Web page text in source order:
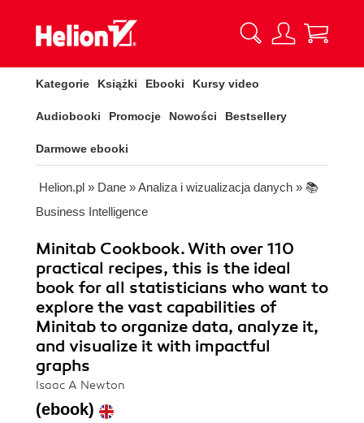
Kategorie Książki Ebooki Kursy video
Audiobooki Promocje Nowości Bestsellery
Darmowe ebooki
Helion.pl » Dane »Analiza i wizualizacja danych » 📚
Business Intelligence
Minitab Cookbook. With over 110
practical recipes, this is the ideal
book for all statisticians who want to
explore the vast capabilities of
Minitab to organize data, analyze it,
and visualize it with impactful
graphs
Isaac A Newton
(ebook)